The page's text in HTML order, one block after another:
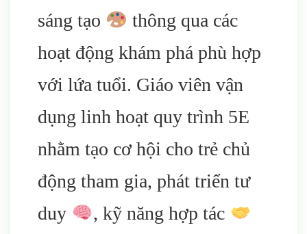
sáng tạo
thông qua các
hoạt động khám phá phù hợp
với lứa tuổi. Giáo viên vận
dụng linh hoạt quy trình 5E
nhằm tạo cơ hội cho trẻ chủ
động tham gia, phát triển tư
duy
, kỹ năng hợp tác